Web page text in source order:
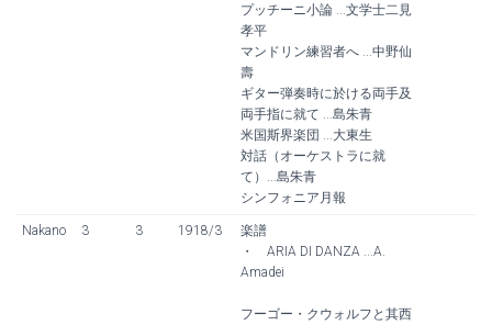
プッチーニ小論 ...文学士二見
孝平
マンドリン練習者へ ...中野仙
壽
ギター弾奏時に於ける両手及
両手指に就て ...島朱青
米国斯界楽団 ...大東生
対話（オーケストラに就
て）...島朱青
シンフォニア月報
Nakano 3 3 1918/3
楽譜
・ ARIA DI DANZA ...A.
Amadei
フーゴー・クウォルフと其西